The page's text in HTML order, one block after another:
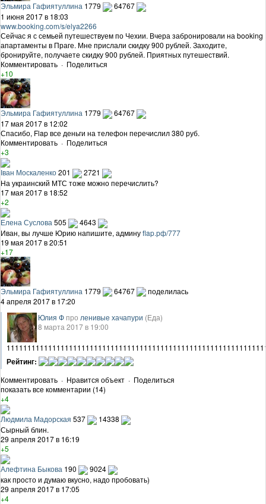
Эльмира Гафиятуллина 1779
64767
1 июня 2017 в 18:03
www.booking.com/s/elya2266
Сейчас я с семьей путешествуем по Чехии. Вчера забронировали на booking
апартаменты в Праге. Мне прислали скидку 900 рублей. Заходите,
бронируйте, получаете скидку 900 рублей. Приятных путешествий.
Комментировать · Поделиться
+10
Эльмира Гафиятуллина 1779
64767
17 мая 2017 в 12:02
Спасибо, Flap все деньги на телефон перечислил 380 руб.
Комментировать · Поделиться
+3
Іван Москаленко201
2721
На украинский МТС тоже можно перечислить?
17 мая 2017 в 18:52
+2
Елена Суслова 505
4643
Иван, вы лучше Юрию напишите, админуflap.рф/777
19 мая 2017 в 20:51
+17
Эльмира Гафиятуллина 1779 64767
поделилась
4 апреля 2017 в 17:20
Юлия Ф про ленивые хачапури (Еда)
8 марта 2017 в 19:00
Рейтинг:
Комментировать · Нравится объект · Поделиться
показать все комментарии (14)
+4
Людмила Мадорская 537
14338
Сырный блин.
29 апреля 2017 в 16:19
+5
Алефтина Быкова 190
9024
как просто и думаю вкусно, надо пробовать)
29 апреля 2017 в 17:05
+4